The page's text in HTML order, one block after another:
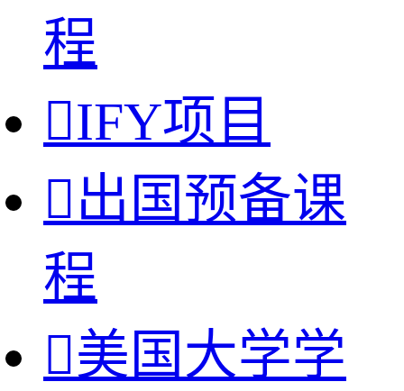
程
IFY项目
 出国预备课
程
美国大学学